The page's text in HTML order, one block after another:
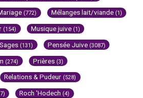
(772) Mélanges lait/viande (1)
(154) Musique juive (1)
(131) Pensée Juive (3087)
(274) Prières (3)
Relations & Pudeur (528)
Roch 'Hodech (4)